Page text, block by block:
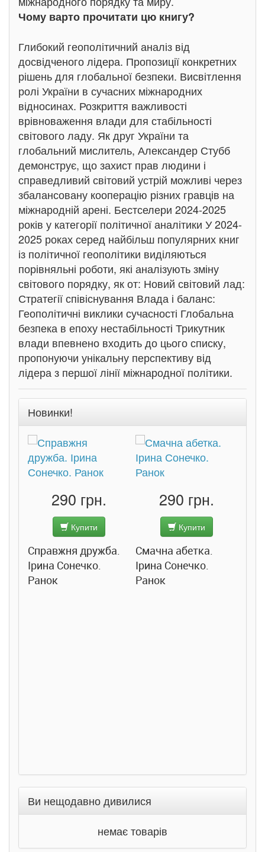
Чому варто прочитати цю книгу?
Глибокий геополітичний аналіз від
досвідченого лідера. Пропозиції конкретних
рішень для глобальної безпеки. Висвітлення
ролі України в сучасних міжнародних
відносинах. Розкриття важливості
врівноваження влади для стабільності
світового ладу. Як друг України та
глобальний мислитель, Александер Стубб
демонструє, що захист прав людини і
справедливий світовий устрій можливі через
збалансовану кооперацію різних гравців на
міжнародній арені. Бестселери 2024-2025
років у категорії політичної аналітики У 2024-
2025 роках серед найбільш популярних книг
із політичної геополітики виділяються
порівняльні роботи, які аналізують зміну
світового порядку, як от: Новий світовий лад:
Стратегії співіснування Влада і баланс:
Геополітичні виклики сучасності Глобальна
безпека в епоху нестабільності Трикутник
влади впевнено входить до цього списку,
пропонуючи унікальну перспективу від
лідера з першої лінії міжнародної політики.
Новинки!
290 грн.
Купити
Справжня дружба.
Ірина Сонечко.
Ранок
290 грн.
Купити
Смачна абетка.
Ірина Сонечко.
Ранок
Ви нещодавно дивилися
немає товарів